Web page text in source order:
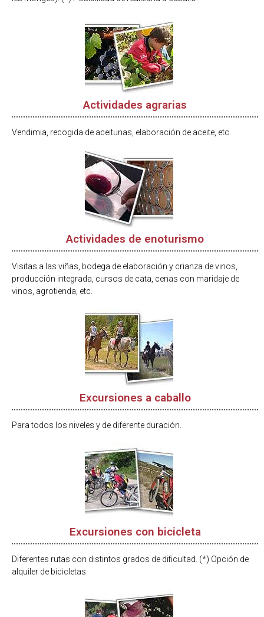
Actividades agrarias
Vendimia, recogida de aceitunas, elaboración de aceite, etc.
Actividades de enoturismo
Visitas a las viñas, bodega de elaboración y crianza de vinos,
producción integrada, cursos de cata, cenas con maridaje de
vinos, agrotienda, etc.
Excursiones a caballo
Para todos los niveles y de diferente duración.
Excursiones con bicicleta
Diferentes rutas con distintos grados de dificultad. (*) Opción de
alquiler de bicicletas.